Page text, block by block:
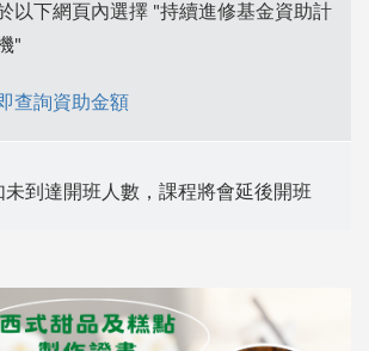
以下網頁內選擇 "持續進修基金資助計
"
查詢資助金額
未到達開班人數，課程將會延後開班